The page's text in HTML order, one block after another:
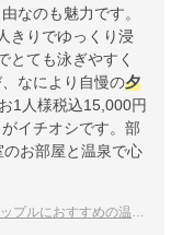
なのも魅力です。
きりでゆっくり浸
とても泳ぎやすく
なにより自慢の夕
1人様税込15,000円
イチオシです。部
お部屋と温泉で心
ルにおすすめの温泉宿